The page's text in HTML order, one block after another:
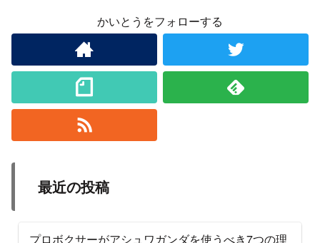
かいとうをフォローする
最近の投稿
プロボクサーがアシュワガンダを使うべき7つの理